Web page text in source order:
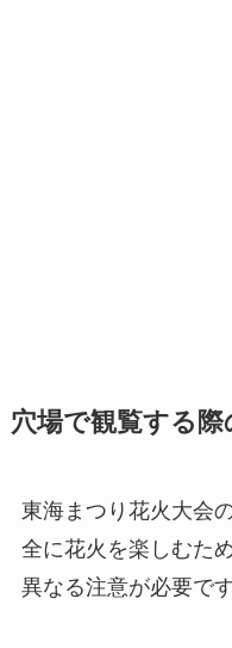
穴場で観覧する際
東海まつり花火大会
全に花火を楽しむた
異なる注意が必要です